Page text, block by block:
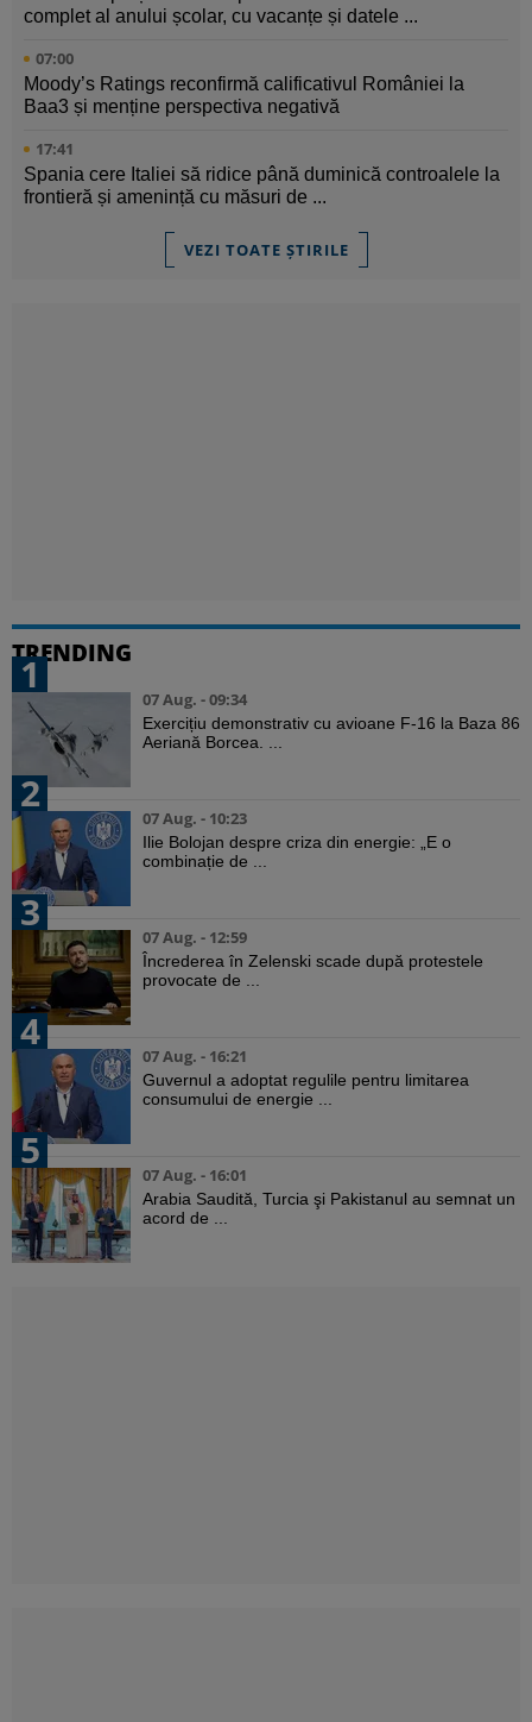
complet al anului școlar, cu vacanțe și datele ...
07:00
Moody’s Ratings reconfirmă calificativul României la
Baa3 și menține perspectiva negativă
17:41
Spania cere Italiei să ridice până duminică controalele la
frontieră și amenință cu măsuri de ...
VEZI TOATE ȘTIRILE
TRENDING
1
07 Aug. - 09:34
Exercițiu demonstrativ cu avioane F-16 la Baza 86
Aeriană Borcea. ...
2
07 Aug. - 10:23
Ilie Bolojan despre criza din energie: „E o
combinație de ...
3
07 Aug. - 12:59
Încrederea în Zelenski scade după protestele
provocate de ...
4
07 Aug. - 16:21
Guvernul a adoptat regulile pentru limitarea
consumului de energie ...
5
07 Aug. - 16:01
Arabia Saudită, Turcia şi Pakistanul au semnat un
acord de ...